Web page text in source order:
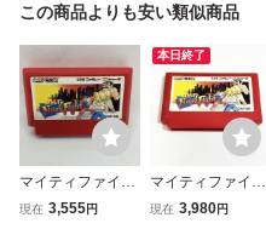
この商品よりも安い類似商品
マイティファイナ
ルファイト FC フ
現在 3,555円
本日終了
マイティファイナ
ルファイト【動作
現在 3,980円